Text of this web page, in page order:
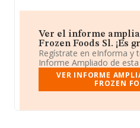
Ver el informe
Frozen Foods Sl. ¡Es
Regístrate en eInforma y
Informe Ampliado de
VER INFORME
FROZEN